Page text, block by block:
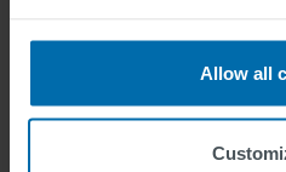
Allow all